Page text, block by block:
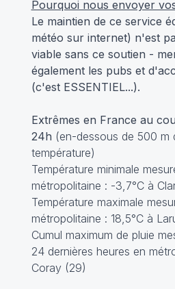
Pourquoi nous envoyer
Le maintien de ce service
météo sur internet) n'est
viable sans ce soutien -
également les pubs et
(c'est ESSENTIEL...).
Extrêmes en France au
24h (en-dessous de 500 m
température)
Température minimale
métropolitaine : -3,7°C à
Température maximale
métropolitaine : 18,5°C à
Cumul maximum de pluie
24 dernières heures en
Coray (29)